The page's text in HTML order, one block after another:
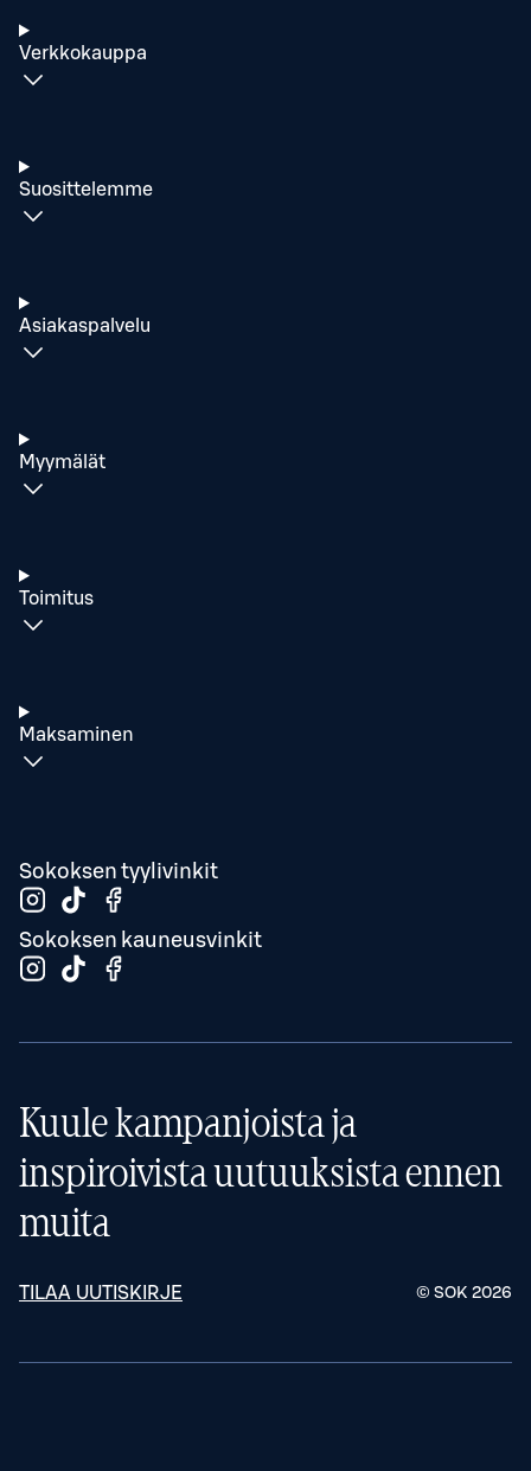
Verkkokauppa
Suosittelemme
Asiakaspalvelu
Myymälät
Toimitus
Maksaminen
Sokoksen tyylivinkit
Sokoksen kauneusvinkit
Kuule kampanjoista ja
inspiroivista uutuuksista ennen
muita
TILAA UUTISKIRJE © SOK 2026